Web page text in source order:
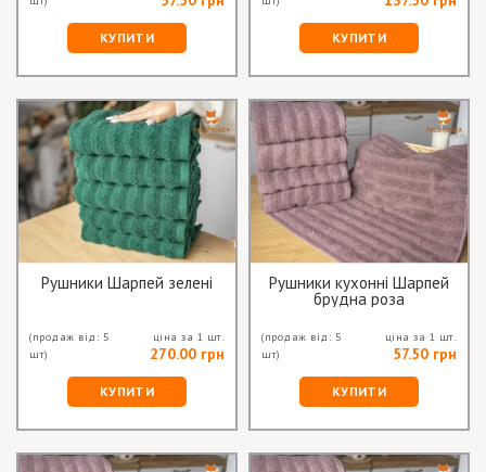
КУПИТИ КУПИТИ
Рушники Шарпей зелені
(продаж від: 5
шт)
ціна за 1 шт.
270.00 грн
КУПИТИ
Рушники кухонні Шарпей
брудна роза
(продаж від: 5
шт)
ціна за 1 шт.
57.50 грн
КУПИТИ